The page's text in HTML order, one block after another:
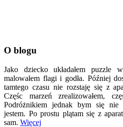
O blogu
Jako dziecko układałem
malowałem flagi i godła. Później
tamtego czasu nie rozstaję się z
Częśc marzeń zrealizowałem,
Podróżnikiem jednak bym się nie
jestem. Po prostu plątam się z
sam. Więcej